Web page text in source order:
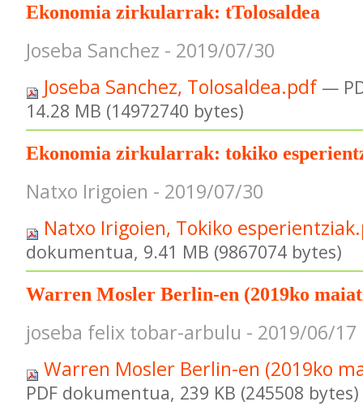
Ekonomia zirkularrak: tTolosaldea
Joseba Sanchez - 2019/07/30
Joseba Sanchez, Tolosaldea.pdf —
14.28 MB (14972740 bytes)
Ekonomia zirkularrak: tokiko
Natxo Irigoien - 2019/07/30
Natxo Irigoien, Tokiko
dokumentua, 9.41 MB (9867074 bytes)
Warren Mosler Berlin-en (2019ko
joseba felix tobar-arbulu - 2019/06/17
Warren Mosler Berlin-en (2019ko
PDF dokumentua, 239 KB (245508 bytes)